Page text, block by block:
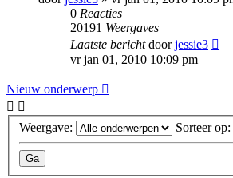
0 Reacties
20191 Weergaves
Laatste berichtdoorjessie3
vr jan 01, 2010 10:09 pm
Nieuw onderwerp
Weergave: Sorteer op: